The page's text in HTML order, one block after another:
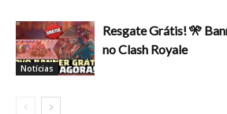
Notícias
Resgate Grátis! 🎌
no Clash Royale